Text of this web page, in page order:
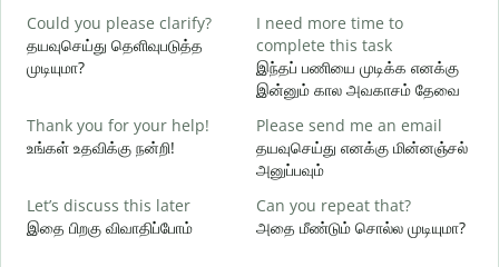
Could you please clarify?
தயவுசெய்து தெளிவுபடுத்த
முடியுமா?
I need more time to
complete this task
இந்தப் பணியை முடிக்க எனக்கு
இன்னும் கால அவகாசம் தேவை
Thank you for your help!
உங்கள் உதவிக்கு நன்றி!
Please send me an email
தயவுசெய்து எனக்கு மின்னஞ்சல்
அனுப்பவும்
Let’s discuss this later
இதை பிறகு விவாதிப்போம்
Can you repeat that?
அதை மீண்டும் சொல்ல முடியுமா?